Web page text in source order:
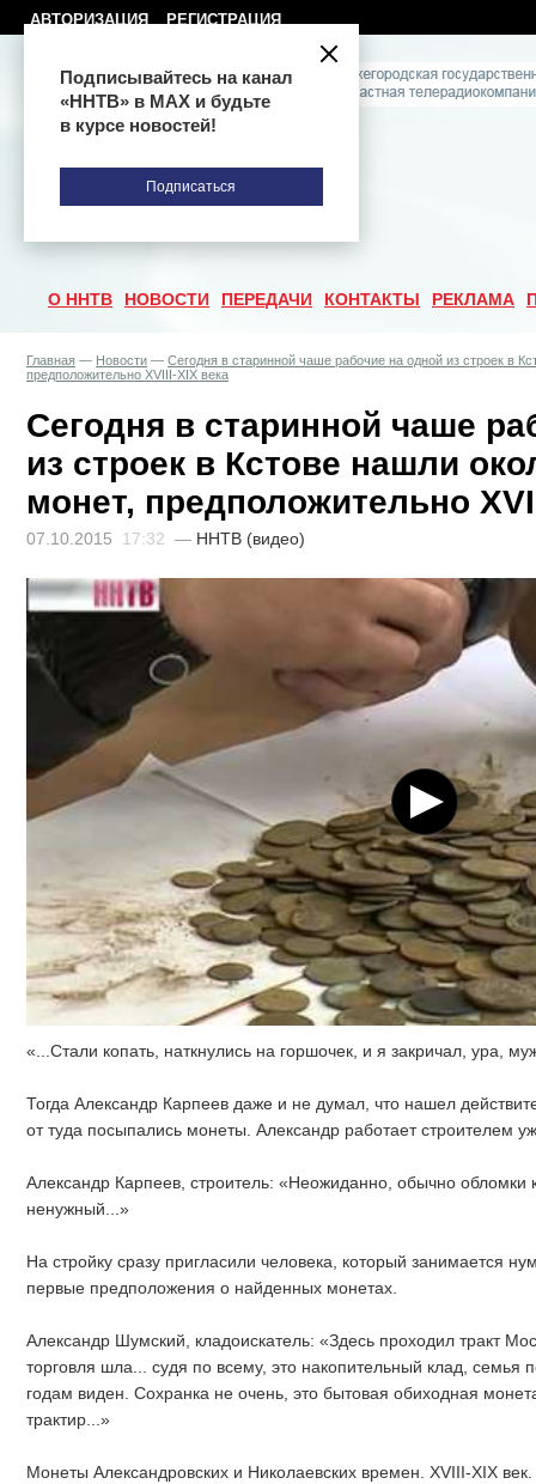
АВТОРИЗАЦИЯ РЕГИСТРАЦИЯ
О ННТВ НОВОСТИ ПЕРЕДАЧИ КОНТАКТЫ РЕКЛАМА
Главная — Новости — Сегодня в старинной чаше рабочие на одной из строек в
предположительно XVIII-XIX века
Сегодня в старинной чаше
из строек в Кстове нашли
монет, предположительно
07.10.2015 17:32 — ННТВ (видео)
«...Стали копать, наткнулись на горшочек, и я закричал, ура,
Тогда Александр Карпеев даже и не думал, что нашел
от туда посыпались монеты. Александр работает строителем
Александр Карпеев, строитель: «Неожиданно, обычно обломки
ненужный...»
На стройку сразу пригласили человека, который занимается
первые предположения о найденных монетах.
Александр Шумский, кладоискатель: «Здесь проходил тракт
торговля шла... судя по всему, это накопительный клад, семья
годам виден. Сохранка не очень, это бытовая обиходная
трактир...»
Монеты Александровских и Николаевских времен. XVIII-XIX
Подписывайтесь на канал
«ННТВ» в МАХ и будьте
в курсе новостей!
Подписаться